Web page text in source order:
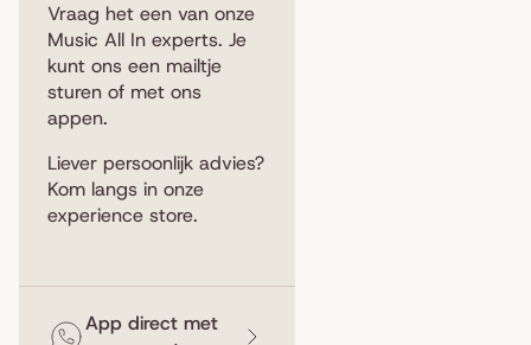
Vraag het een van onze
Music All In experts. Je
kunt ons een mailtje
sturen of met ons
appen.
Liever persoonlijk advies?
Kom langs in onze
experience store.
App direct met